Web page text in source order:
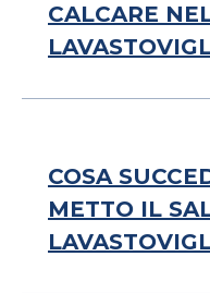
CALCARE
COSA
METTO IL